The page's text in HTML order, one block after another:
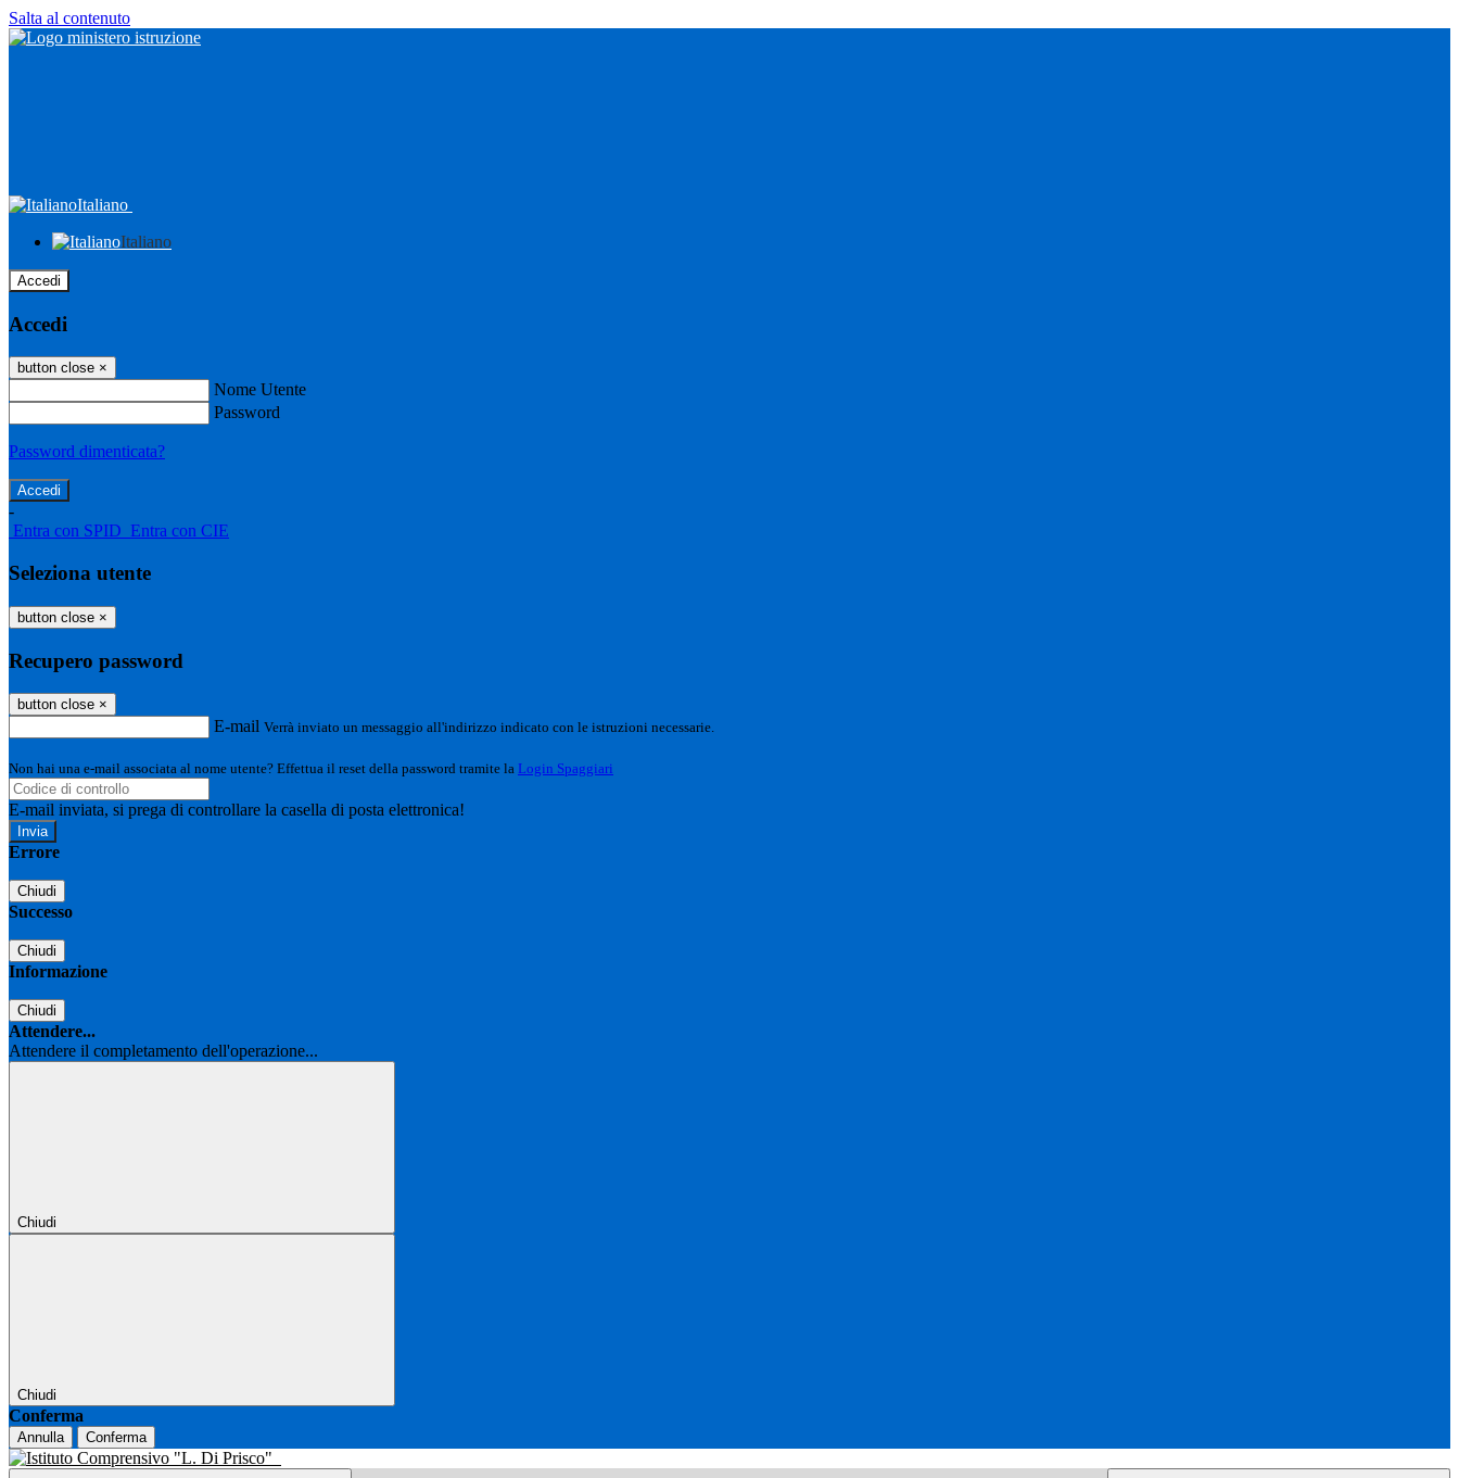
Salta al contenuto
Italiano
Italiano
Accedi
Accedi
button close ×
Nome Utente
Password
Password dimenticata?
-
Entra con SPID Entra con CIE
Seleziona utente
button close ×
Recupero password
button close ×
E-mail Verrà inviato un messaggio all'indirizzo indicato con le istruzioni necessarie.
Non hai una e-mail associata al nome utente? Effettua il reset della password tramite la Login Spaggiari
E-mail inviata, si prega di controllare la casella di posta elettronica!
Errore
Chiudi
Successo
Chiudi
Informazione
Chiudi
Attendere...
Attendere il completamento dell'operazione...
Chiudi
Chiudi
Conferma
Annulla Conferma